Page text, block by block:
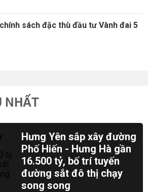
sách đặc thù đầu tư Vành đai 5
NHẤT
Hưng Yên sắp xây đường
Phố Hiến - Hưng Hà gần
16.500 tỷ, bố trí tuyến
đường sắt đô thị chạy
song song